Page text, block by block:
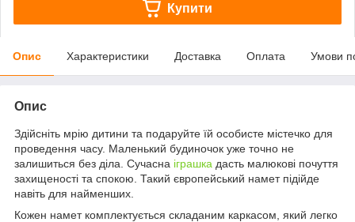
Купити
Опис Характеристики Доставка Оплата Умови
Опис
Здійсніть мрію дитини та подаруйте їй особисте містечко для
проведення часу. Маленький будиночок уже точно не
залишиться без діла. Сучасна іграшка дасть малюкові почуття
захищеності та спокою. Такий європейський намет підійде
навіть для найменших.
Кожен намет комплектується складаним каркасом, який легко